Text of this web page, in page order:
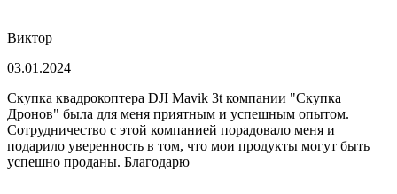
Виктор
03.01.2024
Скупка квадрокоптера DJI Mavik 3t компании "Скупка
Дронов" была для меня приятным и успешным опытом.
Сотрудничество с этой компанией порадовало меня и
подарило уверенность в том, что мои продукты могут быть
успешно проданы. Благодарю